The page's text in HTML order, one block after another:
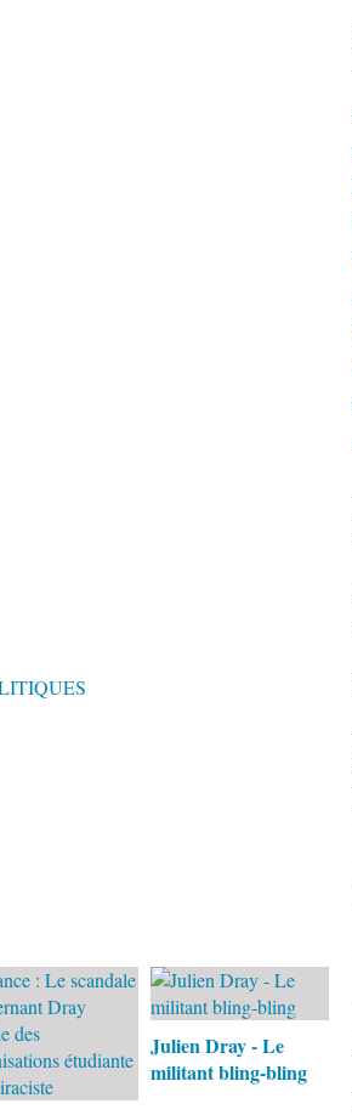
Julien Dray - Le
militant bling-bling